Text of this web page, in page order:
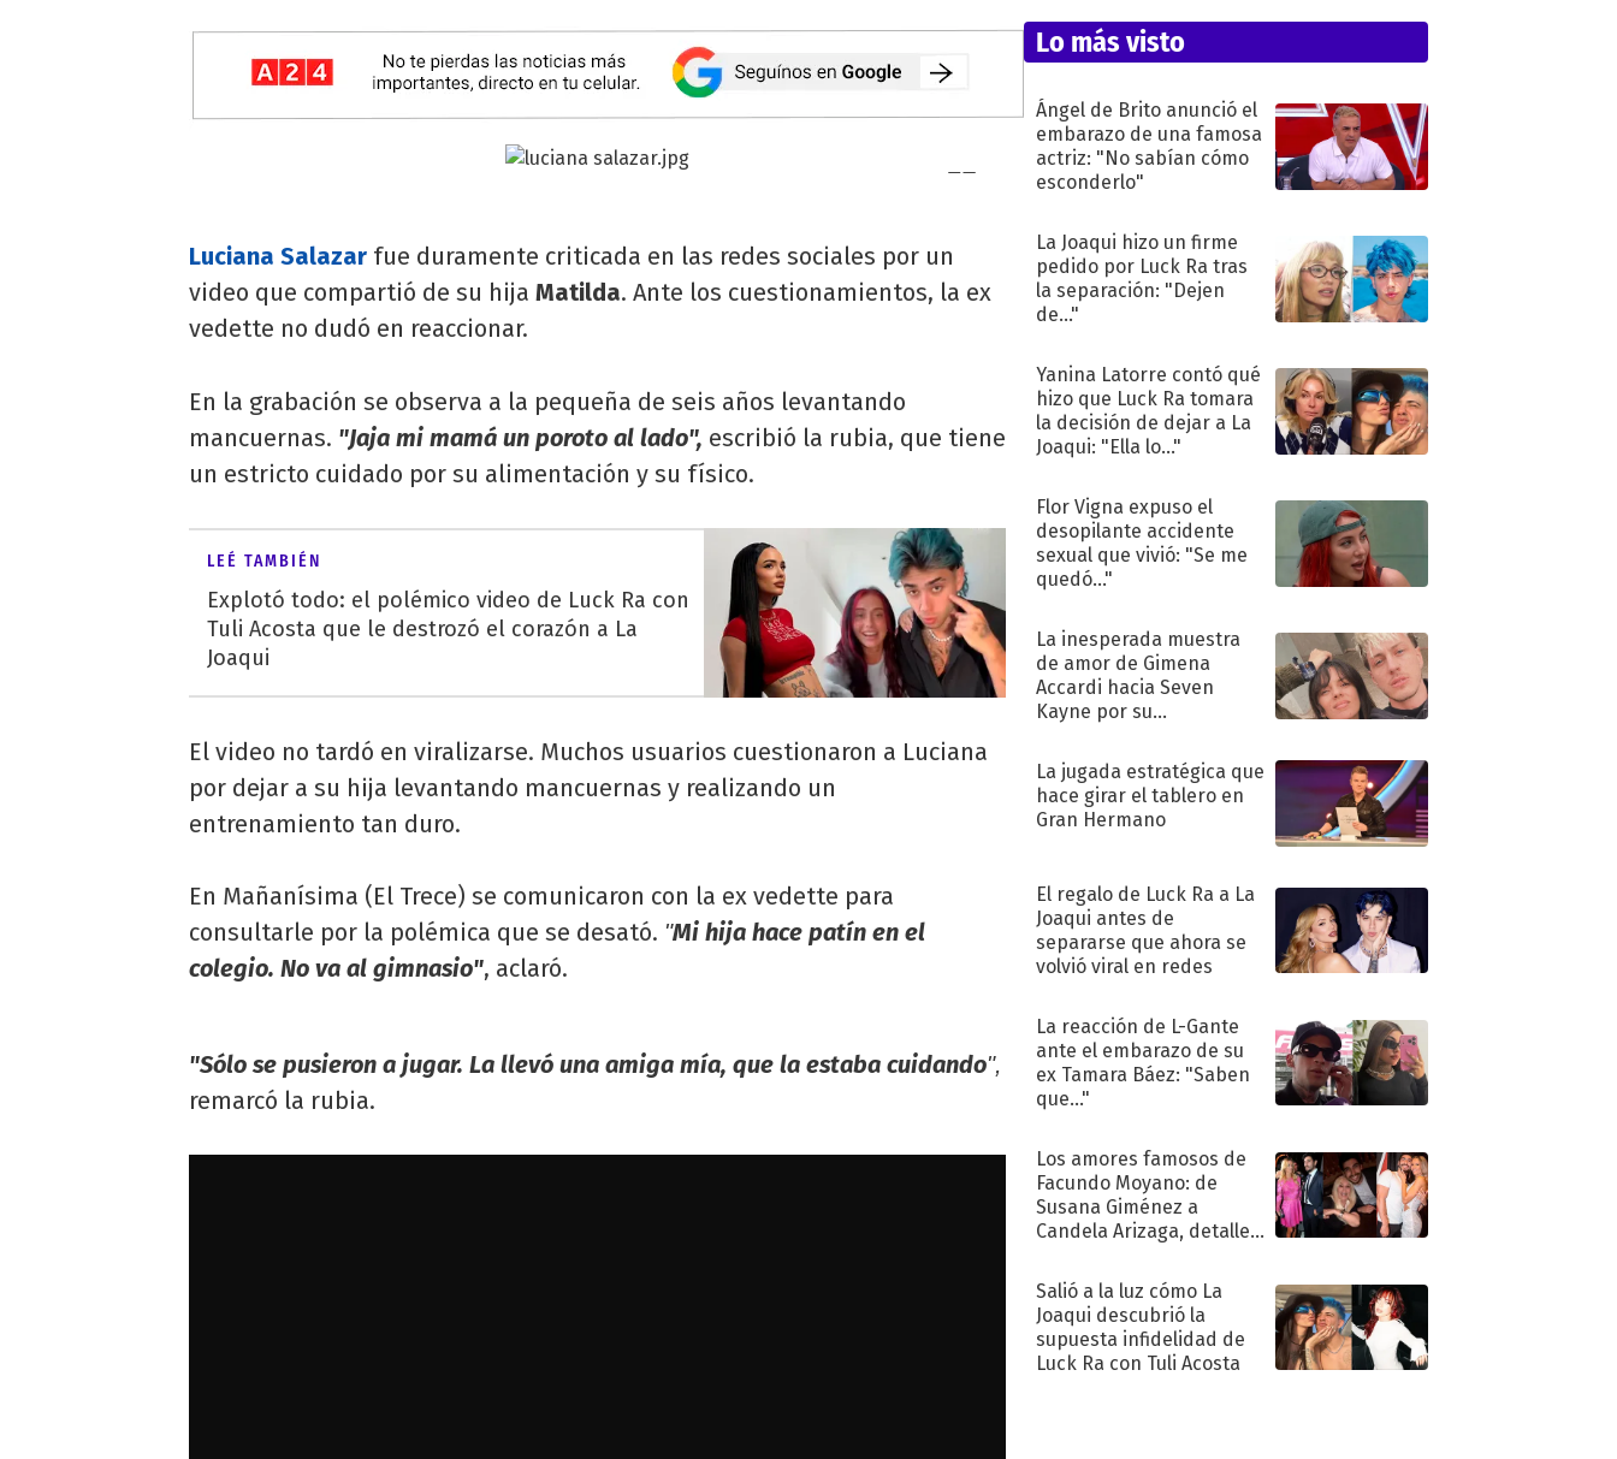
Luciana Salazar fue duramente criticada en las redes sociales por un
video que compartió de su hija Matilda. Ante los cuestionamientos, la ex
vedette no dudó en reaccionar.
En la grabación se observa a la pequeña de seis años levantando
mancuernas. "Jaja mi mamá un poroto al lado", escribió la rubia, que tiene
un estricto cuidado por su alimentación y su físico.
LEÉ TAMBIÉN
Explotó todo: el polémico video de Luck Ra con
Tuli Acosta que le destrozó el corazón a La
Joaqui
El video no tardó en viralizarse. Muchos usuarios cuestionaron a Luciana
por dejar a su hija levantando mancuernas y realizando un
entrenamiento tan duro.
En Mañanísima (El Trece) se comunicaron con la ex vedette para
consultarle por la polémica que se desató. "Mi hija hace patín en el
colegio. No va al gimnasio", aclaró.
"Sólo se pusieron a jugar. La llevó una amiga mía, que la estaba cuidando",
remarcó la rubia.
Lo más visto
Ángel de Brito anunció el
embarazo de una famosa
actriz: "No sabían cómo
esconderlo"
La Joaqui hizo un firme
pedido por Luck Ra tras
la separación: "Dejen
de..."
Yanina Latorre contó qué
hizo que Luck Ra tomara
la decisión de dejar a La
Joaqui: "Ella lo..."
Flor Vigna expuso el
desopilante accidente
sexual que vivió: "Se me
quedó..."
La inesperada muestra
de amor de Gimena
Accardi hacia Seven
Kayne por su
La jugada estratégica que
hace girar el tablero en
Gran Hermano
El regalo de Luck Ra a La
Joaqui antes de
separarse que ahora se
volvió viral en redes
La reacción de L-Gante
ante el embarazo de su
ex Tamara Báez: "Saben
que..."
Los amores famosos de
Facundo Moyano: de
Susana Giménez a
Candela Arizaga, detalles
sentimental
Salió a la luz cómo La
Joaqui descubrió la
supuesta infidelidad de
Luck Ra con Tuli Acosta